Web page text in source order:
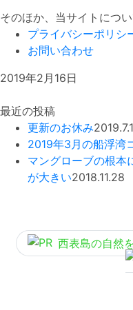
そのほか、当サイトにつ
プライバシーポリシ
お問い合わせ
2019年2月16日
最近の投稿
更新のお休み2019.7.1
2019年3月の船浮湾
マングローブの根本
が大きい2018.11.28
西表島の自然